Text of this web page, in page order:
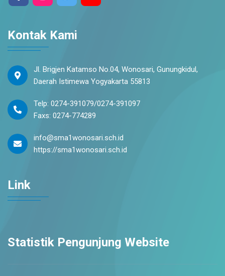
Kontak Kami
Jl. Brigjen Katamso No.04, Wonosari, Gunungkidul,
Daerah Istimewa Yogyakarta 55813
Telp: 0274-391079/0274-391097
Faxs: 0274-774289
info@sma1wonosari.sch.id
https://sma1wonosari.sch.id
Link
Statistik Pengunjung Website